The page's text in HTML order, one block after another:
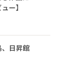
ー】
日昇館